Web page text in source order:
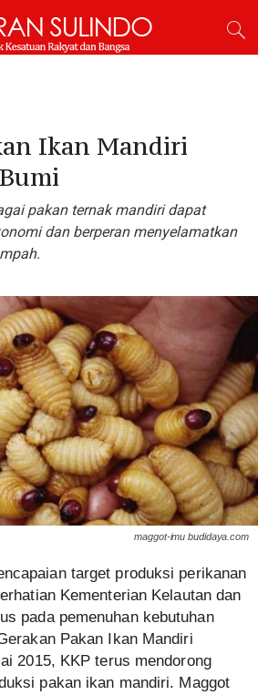
Ikan Mandiri
pakan ternak mandiri dapat
dan berperan menyelamatkan
maggot-imu budidaya.com
target produksi perikanan
Kementerian Kelautan dan
pada pemenuhan kebutuhan
Pakan Ikan Mandiri
2015, KKP terus mendorong
pakan ikan mandiri. Maggot